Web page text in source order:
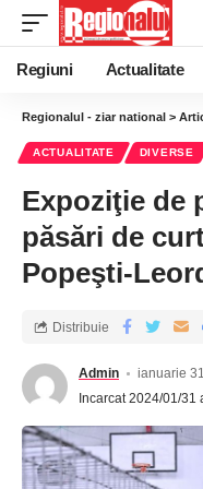
Regiuni Actualitate
Regionalul - ziar national >
ACTUALITATE DIVERSE
Expoziţie de
păsări de
Popeşti-
Admin
ianuarie
Incarcat 2024/01/31
Distribuie